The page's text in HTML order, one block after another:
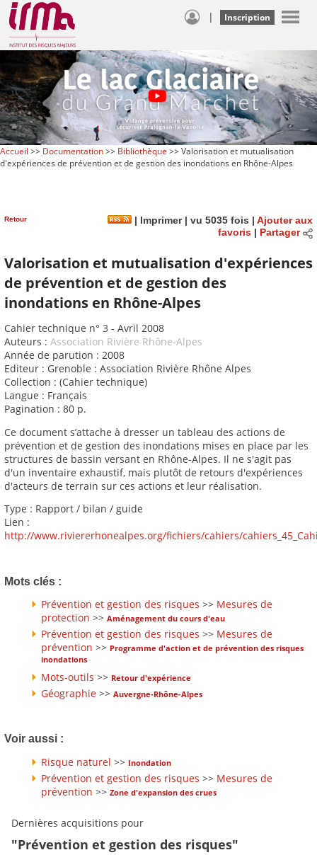
| Inscription
Accueil >> Documentation>> Bibliothèque >> Valorisation et mutualisation
d'expériences de prévention et de gestion des inondations en Rhône-Alpes
Retour | Imprimer| vu 5035 fois | Ajouter aux
favoris| Partager
Valorisation et mutualisation d'expériences
de prévention et de gestion des
inondations en Rhône-Alpes
Cahier technique n° 3 - Avril 2008
Auteurs : Association Rivière Rhône-Alpes
Année de parution : 2008
Editeur : Grenoble : Association Rivière Rhône Alpes
Collection : (Cahier technique)
Langue : Français
Pagination : 80 p.
Ce document s’attache à dresser un tableau des actions de
prévention et de gestion des inondations mises en place par les
structures de bassin versant en Rhône-Alpes. Il ne s'agit pas
d'un inventaire exhaustif, mais plutôt de retours d'expériences
d'acteurs de terrain sur ces actions et leur réalisation.
Type : Rapport / bilan / guide
Lien :
http://www.riviererhonealpes.org/fichiers/cahiers/
Mots clés :
Prévention et gestion des risques >> Mesures de
protection >> Aménagement du cours d'eau
Prévention et gestion des risques >> Mesures de
prévention >> Programme d'action et de prévention des risques
inondations
Mots-outils >> Retour d'expérience
Géographie >> Auvergne-Rhône-Alpes
Voir aussi :
Risque naturel >> Inondation
Prévention et gestion des risques >> Mesures de
prévention >> Zone d'expansion des crues
Dernières acquisitions pour
"Prévention et gestion des risques"